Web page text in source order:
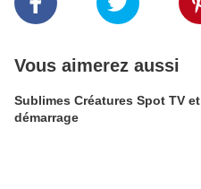
Vous aimerez aussi
Sublimes Créatures Spot TV et
démarrage